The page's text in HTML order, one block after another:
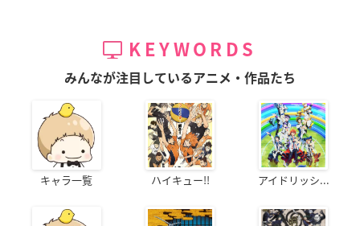
KEYWORDS
みんなが注目しているアニメ・作品たち
キャラ一覧 ハイキュー!! アイドリッシ...